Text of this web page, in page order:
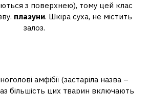
з поверхнею), тому цей клас
плазуни. Шкіра суха, не містить
залоз.
амфібії (застаріла назва –
більшість цих тварин включають